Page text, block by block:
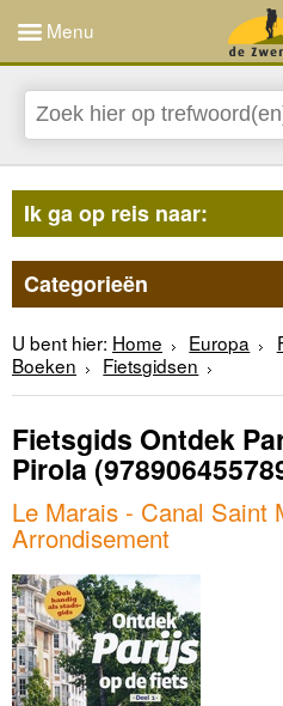
Menu
Ik ga op reis naar:
Categorieën
U bent hier: Home Europa
Boeken
Fietsgidsen
Fietsgids Ontdek
Pirola
Le Marais - Canal Saint
Arrondisement